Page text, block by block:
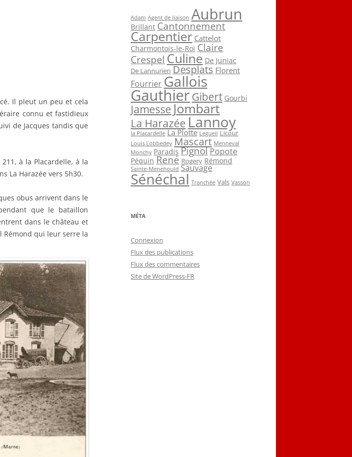
Il pleut un peu et cela
connu et fastidieux
de Jacques tandis que
à la Placardelle, à la
La Harazée vers 5h30.
obus arrivent dans le
que le bataillon
dans le château et
Rémond qui leur serre la
Adam Agent de liaison Aubrun
Brillant Cantonnement
Carpentier Cattelot
Charmontois-le-Roi Claire
Crespel Culine De Juniac
De Lannurien Desplats Florent
Fourrier Gallois
GauthierGibert Gourbi
JamesseJombart
La HarazéeLannoy
la Placardelle La Plotte Legueil Licour
Louis Lobbedey Mascart Menneval
Monchy Paradis Pignol Popote
Péquin René Rogery Rémond
Sainte-Menehould Sauvage
Sénéchal Tranchée Vals Vasson
MÉTA
Connexion
Flux des publications
Flux des commentaires
Site de WordPress-FR